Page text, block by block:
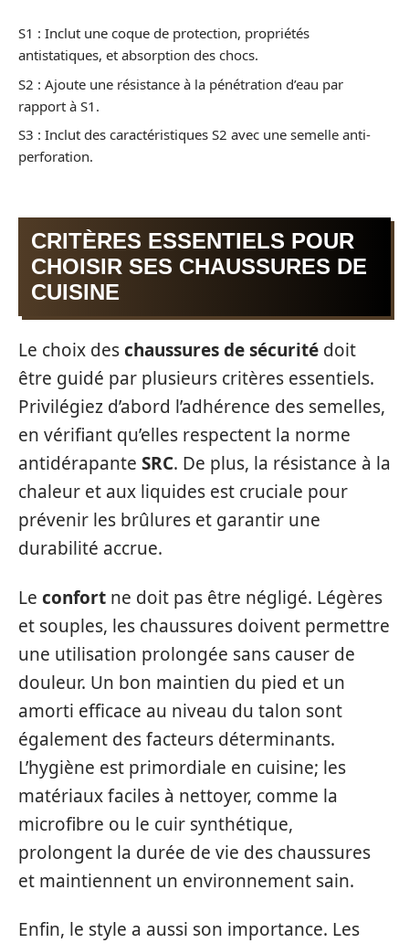
S1 : Inclut une coque de protection, propriétés
antistatiques, et absorption des chocs.
S2 : Ajoute une résistance à la pénétration d’eau par
rapport à S1.
S3 : Inclut des caractéristiques S2 avec une semelle anti-
perforation.
CRITÈRES ESSENTIELS POUR
CHOISIR SES CHAUSSURES DE
CUISINE
Le choix deschaussures de sécurité doit
être guidé par plusieurs critères essentiels.
Privilégiez d’abord l’adhérence des semelles,
en vérifiant qu’elles respectent la norme
antidérapante SRC. De plus, la résistance à la
chaleur et aux liquides est cruciale pour
prévenir les brûlures et garantir une
durabilité accrue.
Le confort ne doit pas être négligé. Légères
et souples, les chaussures doivent permettre
une utilisation prolongée sans causer de
douleur. Un bon maintien du pied et un
amorti efficace au niveau du talon sont
également des facteurs déterminants.
L’hygiène est primordiale en cuisine; les
matériaux faciles à nettoyer, comme la
microfibre ou le cuir synthétique,
prolongent la durée de vie des chaussures
et maintiennent un environnement sain.
Enfin, le style a aussi son importance. Les